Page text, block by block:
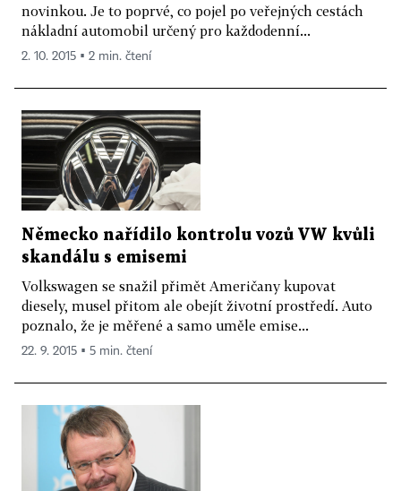
novinkou. Je to poprvé, co pojel po veřejných cestách
nákladní automobil určený pro každodenní...
2. 10. 2015 ▪ 2 min. čtení
Německo nařídilo kontrolu vozů VW kvůli
skandálu s emisemi
Volkswagen se snažil přimět Američany kupovat
diesely, musel přitom ale obejít životní prostředí. Auto
poznalo, že je měřené a samo uměle emise...
22. 9. 2015 ▪ 5 min. čtení